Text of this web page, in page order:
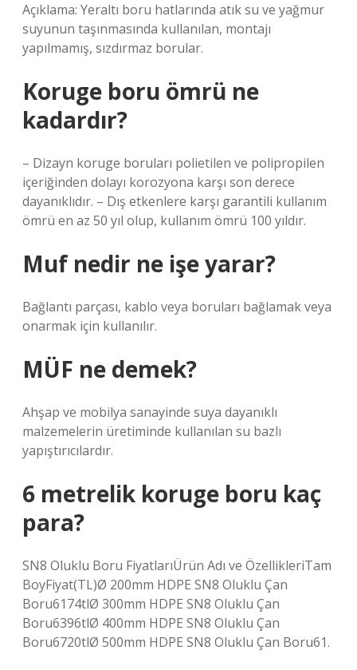
Açıklama: Yeraltı boru hatlarında atık su ve yağmur
suyunun taşınmasında kullanılan, montajı
yapılmamış, sızdırmaz borular.
Koruge boru ömrü ne
kadardır?
– Dizayn koruge boruları polietilen ve polipropilen
içeriğinden dolayı korozyona karşı son derece
dayanıklıdır. – Dış etkenlere karşı garantili kullanım
ömrü en az 50 yıl olup, kullanım ömrü 100 yıldır.
Muf nedir ne işe yarar?
Bağlantı parçası, kablo veya boruları bağlamak veya
onarmak için kullanılır.
MÜF ne demek?
Ahşap ve mobilya sanayinde suya dayanıklı
malzemelerin üretiminde kullanılan su bazlı
yapıştırıcılardır.
6 metrelik koruge boru kaç
para?
SN8 Oluklu Boru FiyatlarıÜrün Adı ve ÖzellikleriTam
BoyFiyat(TL)Ø 200mm HDPE SN8 Oluklu Çan
Boru6174tlØ 300mm HDPE SN8 Oluklu Çan
Boru6396tlØ 400mm HDPE SN8 Oluklu Çan
Boru6720tlØ 500mm HDPE SN8 Oluklu Çan Boru61.